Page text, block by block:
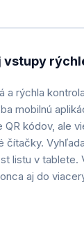
vstupy
a rýchla
mobilnú
QR kódov, ale
čítačky.
listu v tablete.
aj do